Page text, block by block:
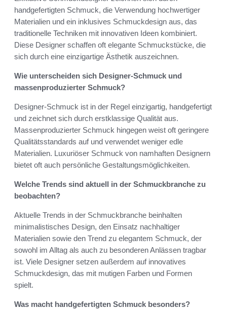
handgefertigten Schmuck, die Verwendung hochwertiger
Materialien und ein inklusives Schmuckdesign aus, das
traditionelle Techniken mit innovativen Ideen kombiniert.
Diese Designer schaffen oft elegante Schmuckstücke, die
sich durch eine einzigartige Ästhetik auszeichnen.
Wie unterscheiden sich Designer-Schmuck und
massenproduzierter Schmuck?
Designer-Schmuck ist in der Regel einzigartig, handgefertigt
und zeichnet sich durch erstklassige Qualität aus.
Massenproduzierter Schmuck hingegen weist oft geringere
Qualitätsstandards auf und verwendet weniger edle
Materialien. Luxuriöser Schmuck von namhaften Designern
bietet oft auch persönliche Gestaltungsmöglichkeiten.
Welche Trends sind aktuell in der Schmuckbranche zu
beobachten?
Aktuelle Trends in der Schmuckbranche beinhalten
minimalistisches Design, den Einsatz nachhaltiger
Materialien sowie den Trend zu elegantem Schmuck, der
sowohl im Alltag als auch zu besonderen Anlässen tragbar
ist. Viele Designer setzen außerdem auf innovatives
Schmuckdesign, das mit mutigen Farben und Formen
spielt.
Was macht handgefertigten Schmuck besonders?